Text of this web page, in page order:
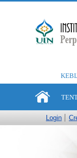
Login